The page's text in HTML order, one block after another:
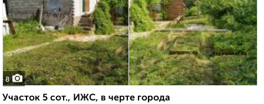
8
Участок 5 сот., ИЖС, в черте города